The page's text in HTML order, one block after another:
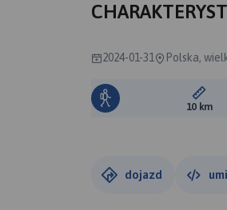
2024-01-31 Polska,
10 km
dojazd